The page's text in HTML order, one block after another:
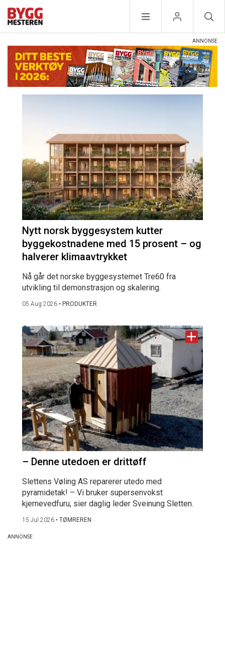
Nytt norsk byggesystem kutter
byggekostnadene med 15 prosent – og
halverer klimaavtrykket
Nå går det norske byggesystemet Tre60 fra
utvikling til demonstrasjon og skalering.
05 Aug 2026 • PRODUKTER
– Denne utedoen er drittøff
Slettens Vøling AS reparerer utedo med
pyramidetak! – Vi bruker supersenvokst
kjernevedfuru, sier daglig leder Sveinung Sletten.
15 Jul 2026 • TØMREREN